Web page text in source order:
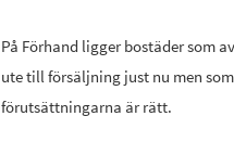
På Förhand ligger bostäder som
ute till försäljning just nu men
förutsättningarna är rätt.